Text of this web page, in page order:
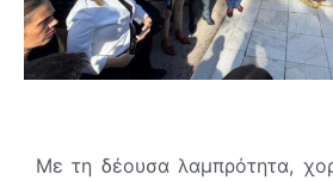
Με τη δέουσα λαμπρότητα,